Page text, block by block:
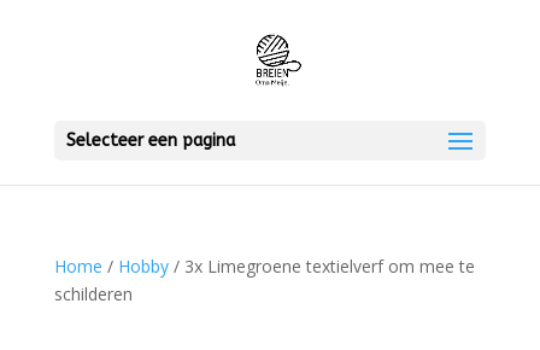
Selecteer een pagina
Home / Hobby/ 3x Limegroene textielverf om mee te
schilderen